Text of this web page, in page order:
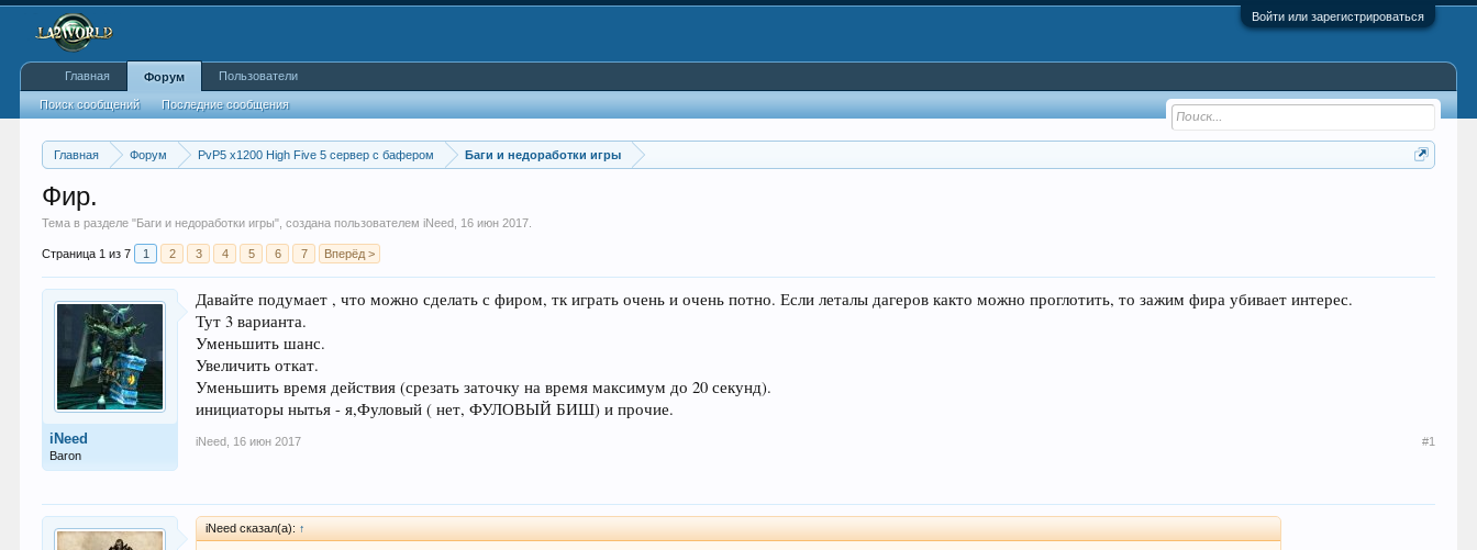
Войти или зарегистрироваться
Главная Форум PvP5 x1200 High Five 5 сервер с бафером Баги и недоработки игры
Фир.
Тема в разделе "Баги и недоработки игры", создана пользователемiNeed 16 июн 2017
Страница 1 из 7 1 2 3 4 5 6 7 Вперёд >
iNeed
Baron
Давайте подумает , что можно сделать с фиром, тк играть очень и очень потно. Если леталы дагеров както можно проглотить, то зажим фира убивает интерес.
Тут 3 варианта.
Уменьшить шанс.
Увеличить откат.
Уменьшить время действия (срезать заточку на время максимум до 20 секунд).
инициаторы нытья - я,Фуловый ( нет, ФУЛОВЫЙ БИШ) и прочие.
iNeed 16 июн 2017 #1
iNeed сказал(а): ↑
Главная Форум
Поиск сообщений Последние сообщения
Пользователи